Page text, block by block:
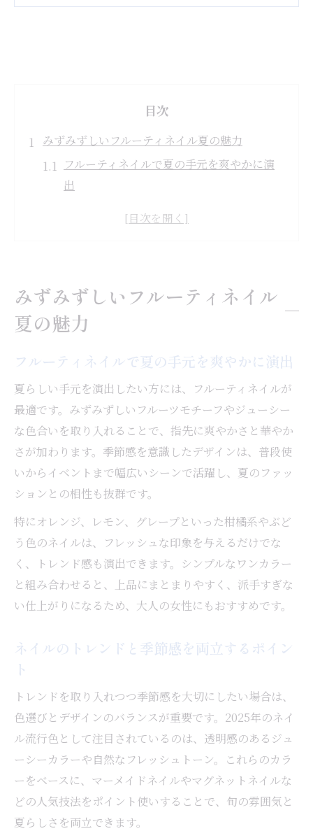
目次
みずみずしいフルーティネイル夏の魅力
フルーティネイルで夏の手元を爽やかに演
出
ネイル初心者も挑戦しやすい簡単アレンジ
術
性
ジューシーカラーで楽しむ爽やかネイル
ネイルにぴったりなジューシーカラーの選
び方
夏らしさを引き立てるフルーティネイル配
色術
爽やかなネイルで指先に涼感をプラスする
コツ
流行色を押さえたネイルデザインの取り入
れ方
ネイルの持ちを良くするジューシーカラー
活用法
柑橘系ネイルが夏のトレンドになる理由
柑橘系ネイルで健康的な手元を演出する方
法
オレンジマーメイドネイルの組み合わせア
イデア
ネイルケアも重視した柑橘系デザインの工
夫
みずみずしいフルーティネイル
夏の魅力
フルーティネイルで夏の手元を爽やかに演出
夏らしい手元を演出したい方には、フルーティネイルが
最適です。みずみずしいフルーツモチーフやジューシー
な色合いを取り入れることで、指先に爽やかさと華やか
さが加わります。季節感を意識したデザインは、普段使
いからイベントまで幅広いシーンで活躍し、夏のファッ
ションとの相性も抜群です。
特にオレンジ、レモン、グレープといった柑橘系やぶど
う色のネイルは、フレッシュな印象を与えるだけでな
く、トレンド感も演出できます。シンプルなワンカラー
と組み合わせると、上品にまとまりやすく、派手すぎな
い仕上がりになるため、大人の女性にもおすすめです。
ネイルのトレンドと季節感を両立するポイン
ト
トレンドを取り入れつつ季節感を大切にしたい場合は、
色選びとデザインのバランスが重要です。2025年のネイ
ル流行色として注目されているのは、透明感のあるジュ
ーシーカラーや自然なフレッシュトーン。これらのカラ
ーをベースに、マーメイドネイルやマグネットネイルな
どの人気技法をポイント使いすることで、旬の雰囲気と
夏らしさを両立できます。